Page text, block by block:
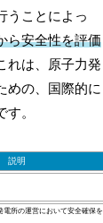
うことによっ
ら安全性を評価
れは、原子力発
めの、国際的に
。
説明
電所の運営において安全確保を